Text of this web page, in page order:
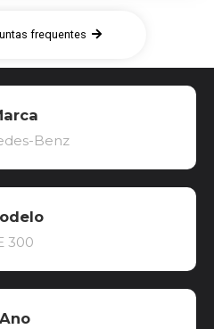
frequentes
Benz
300
Ano